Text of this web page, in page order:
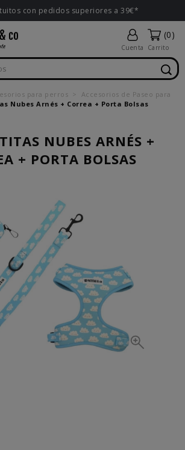
con pedidos superiores a 39€*
Cuenta
(0)
Carrito
para perros
Accesorios de Paseo para
Nubes Arnés + Correa + Porta Bolsas
NUBES ARNÉS +
+ PORTA BOLSAS